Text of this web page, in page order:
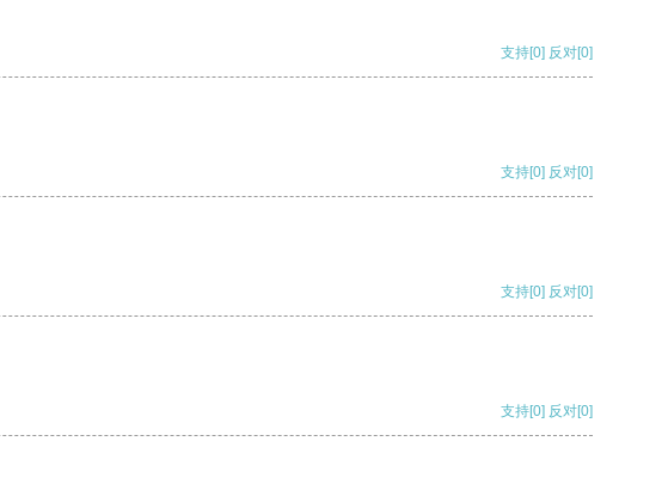
支持[0] 反对[0]
支持[0] 反对[0]
支持[0] 反对[0]
支持[0] 反对[0]